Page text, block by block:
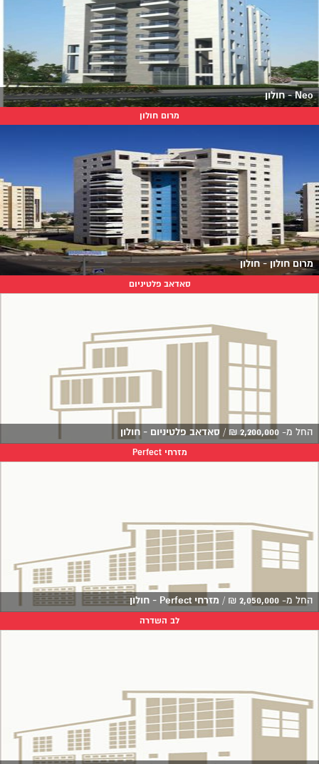
Neo - חולון
מרום חולון
מרום חולון - חולון
סאדאב פלטיניום
החל מ- 2,200,000
₪
/ סאדאב פלטיניום - חולון
מזרחי Perfect
החל מ- 2,050,000
₪
/ מזרחי Perfect - חולון
לב השדרה